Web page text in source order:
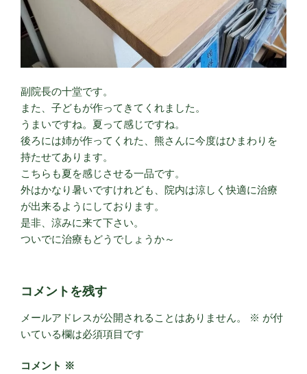
副院長の十堂です。
また、子どもが作ってきてくれました。
うまいですね。夏って感じですね。
後ろには姉が作ってくれた、熊さんに今度はひまわりを
持たせてあります。
こちらも夏を感じさせる一品です。
外はかなり暑いですけれども、院内は涼しく快適に治療
が出来るようにしております。
是非、涼みに来て下さい。
ついでに治療もどうでしょうか～
コメントを残す
メールアドレスが公開されることはありません。 ※ が付
いている欄は必須項目です
コメント ※